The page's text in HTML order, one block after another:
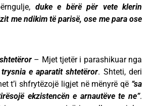
duke e bërë për vete klerin
me ndikim të parisë, ose me para ose
– Mjet tjetër i parashikuar nga
trysnia e aparatit shtetëror. Shteti, deri
t’i shfrytëzojë ligjet në mënyrë që “sa
ekzistencën e arnautëve te ne”.